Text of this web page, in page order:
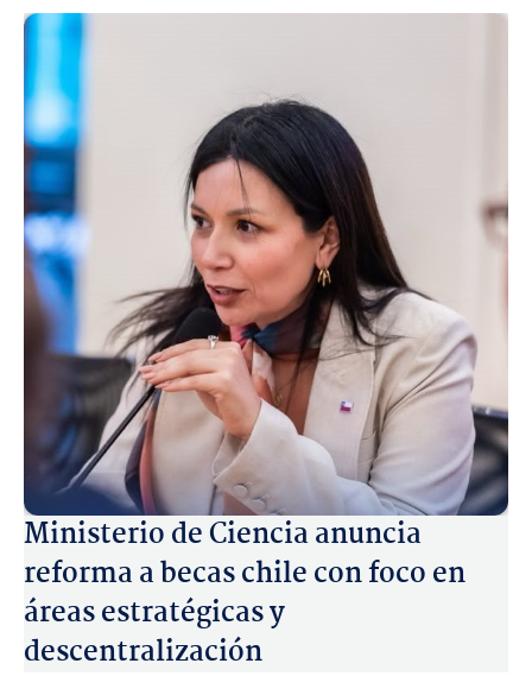
Ministerio de Ciencia anuncia
reforma a becas chile con foco en
áreas estratégicas y
descentralización